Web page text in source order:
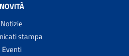
NOVITÀ
Notizie
stampa
Eventi